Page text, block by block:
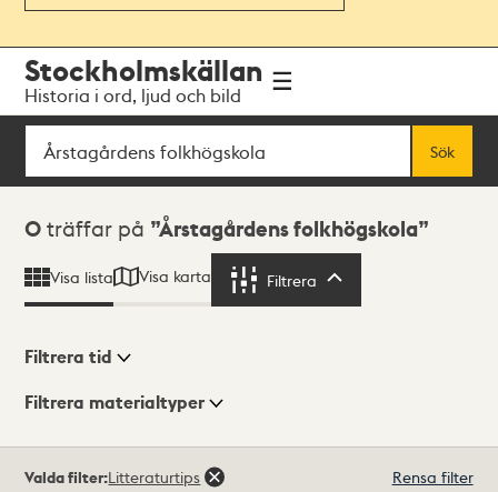
navigationen
huvudinnehållet
Stockholmskällan
Historia i ord, ljud och bild
Sök
Sök
Sökresultat
0 träffar på Årstagårdens folkhögskola
Visa lista Visa karta Filtrera
Visningsläge
Filtrera tid
Filtrera materialtyper
träffar
Valda filter:Litteraturtips Rensa filter